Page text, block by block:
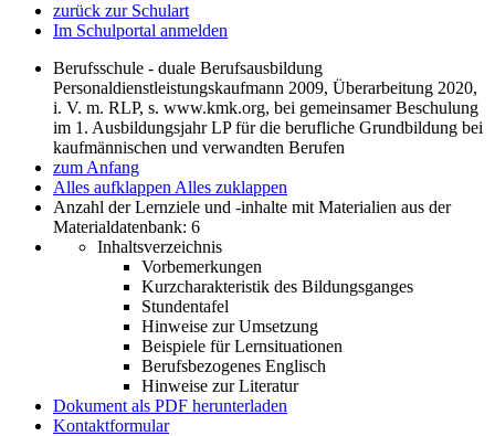
zurück zur Schulart
Im Schulportal anmelden
Berufsschule - duale Berufsausbildung
Personaldienstleistungskaufmann 2009, Überarbeitung 2020,
i. V. m. RLP, s. www.kmk.org, bei gemeinsamer Beschulung
im 1. Ausbildungsjahr LP für die berufliche Grundbildung bei
kaufmännischen und verwandten Berufen
zum Anfang
Alles aufklappen Alles zuklappen
Anzahl der Lernziele und -inhalte mit Materialien aus der
Materialdatenbank: 6
Inhaltsverzeichnis
Vorbemerkungen
Kurzcharakteristik des Bildungsganges
Stundentafel
Hinweise zur Umsetzung
Beispiele für Lernsituationen
Berufsbezogenes Englisch
Hinweise zur Literatur
Dokument als PDF herunterladen
Kontaktformular